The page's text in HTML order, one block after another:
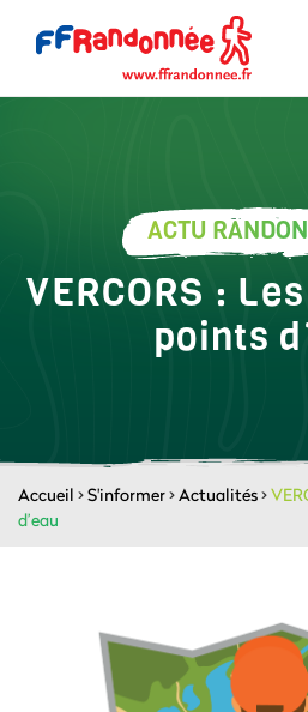
ACTU
VERCORS :
points
Accueil >S'informer>Actualités>
d’eau